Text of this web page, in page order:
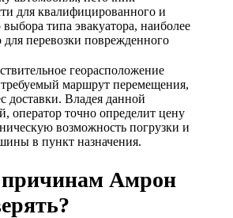
для квалифицированного и
типа эвакуатора, наиболее
для перевозки поврежденного
георасположение
маршрут перемещения,
доставки. Владея данной
оператор точно определит цену
возможность погрузки и
в пункт назначения.
Амрон